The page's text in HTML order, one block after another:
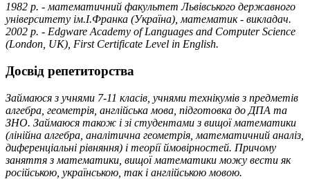
1982 р. - математичний факультет Львівського державного
університету ім.І.Франка (Україна), математик - викладач.
2002 р. - Edgware Academy of Languages and Computer Science
(London, UK), First Certificate Level in English.
Досвід репетиторства
Займаюся з учнями 7-11 класів, учнями технікумів з предметів
алгебра, геометрія, англійська мова, підготовка до ДПА та
ЗНО. Займаюся також і зі студентами з вищої математики
(лінійна алгебра, аналітична геометрія, математичний аналіз,
диференціальні рівняння) і теорії ймовірностей. Причому
заняття з математики, вищої математики можу вести як
російською, українською, так і англійською мовою.